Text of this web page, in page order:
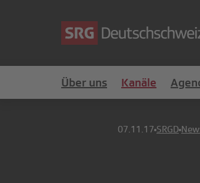
Über uns Kanäle
07.11.17 SRGD